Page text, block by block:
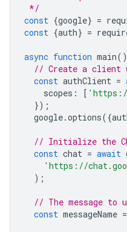
*/
const {google} =
const {auth} =
async function main()
// Create a client
const authClient =
scopes : [ 'https://
});
google.options({
// Initialize the
const chat = await
'https://
);
// The message to
const messageName =